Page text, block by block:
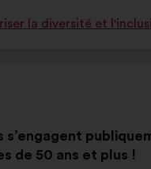
la diversité et
s’engagent
de 50 ans et plus !